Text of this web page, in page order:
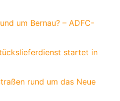
um Bernau? – ADFC-
startet in
rund um das Neue